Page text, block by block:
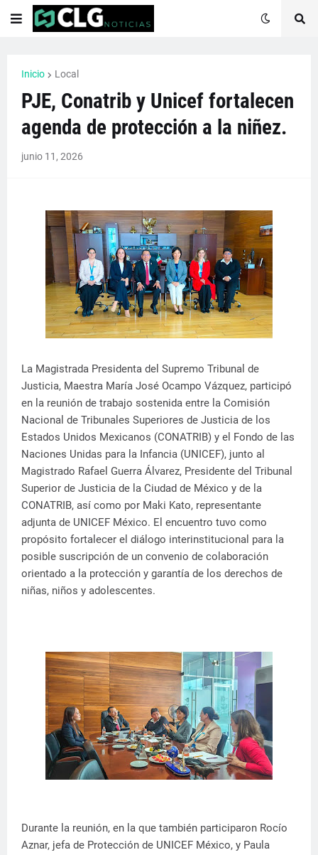
Inicio Local
PJE, Conatrib y Unicef fortalecen
agenda de protección a la niñez.
junio 11, 2026
La Magistrada Presidenta del Supremo Tribunal de
Justicia, Maestra María José Ocampo Vázquez, participó
en la reunión de trabajo sostenida entre la Comisión
Nacional de Tribunales Superiores de Justicia de los
Estados Unidos Mexicanos (CONATRIB) y el Fondo de las
Naciones Unidas para la Infancia (UNICEF), junto al
Magistrado Rafael Guerra Álvarez, Presidente del Tribunal
Superior de Justicia de la Ciudad de México y de la
CONATRIB, así como por Maki Kato, representante
adjunta de UNICEF México. El encuentro tuvo como
propósito fortalecer el diálogo interinstitucional para la
posible suscripción de un convenio de colaboración
orientado a la protección y garantía de los derechos de
niñas, niños y adolescentes.
Durante la reunión, en la que también participaron Rocío
Aznar, jefa de Protección de UNICEF México, y Paula